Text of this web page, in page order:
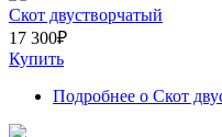
Скот двустворчатый
17 300₽
Купить
Подробнее о Скот